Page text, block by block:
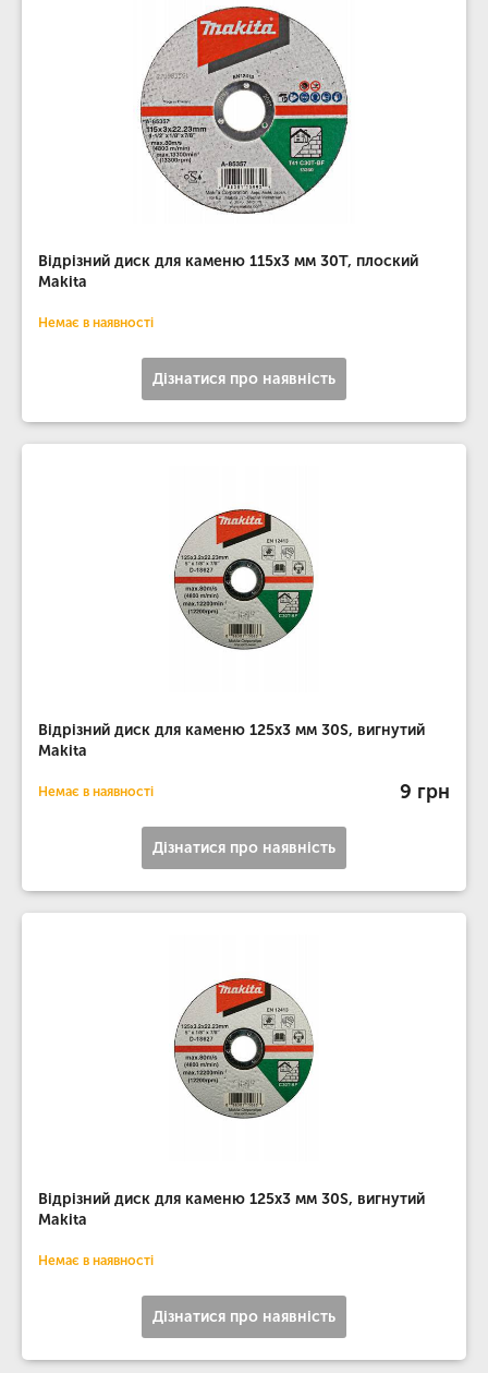
Відрізний диск для каменю 115х3 мм 30Т, плоский
Makita
Немає в наявності
Дізнатися про наявність
Відрізний диск для каменю 125х3 мм 30S, вигнутий
Makita
Немає в наявності 9 грн
Дізнатися про наявність
Відрізний диск для каменю 125х3 мм 30S, вигнутий
Makita
Немає в наявності
Дізнатися про наявність